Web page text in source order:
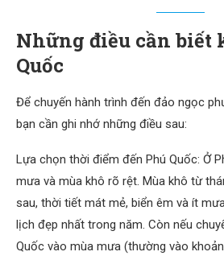
Những điều cần biết
Quốc
Để chuyến hành trình đến đảo ngọc
bạn cần ghi nhớ những điều sau:
Lựa chọn thời điểm đến Phú Quốc: Ở
mưa và mùa khô rõ rệt. Mùa khô từ
sau, thời tiết mát mẻ, biển êm và ít
lịch đẹp nhất trong năm. Còn nếu
Quốc vào mùa mưa (thường vào